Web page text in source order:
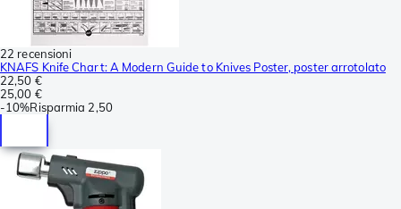
22 recensioni
KNAFS Knife Chart: A Modern Guide to Knives Poster, poster arrotolato
22,50 €
25,00 €
-10%Risparmia 2,50